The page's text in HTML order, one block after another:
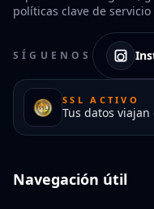
políticas clave de
SÍGUENOS
SSL ACTIVO
Tus datos viajan
Navegación útil